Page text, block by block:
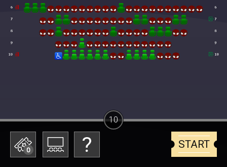
0 START
10